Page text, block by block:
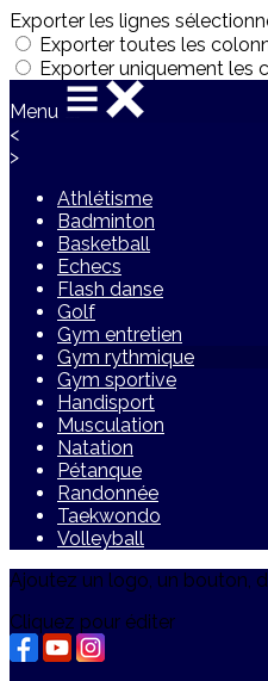
Exporter les lignes
Exporter toutes les
Exporter uniquement les
Menu
<
>
Athlétisme
Badminton
Basketball
Echecs
Flash danse
Golf
Gym entretien
Gym rythmique
Gym sportive
Handisport
Musculation
Natation
Pétanque
Randonnée
Taekwondo
Volleyball
Ajoutez un logo, un bouton,
Cliquez pour éditer